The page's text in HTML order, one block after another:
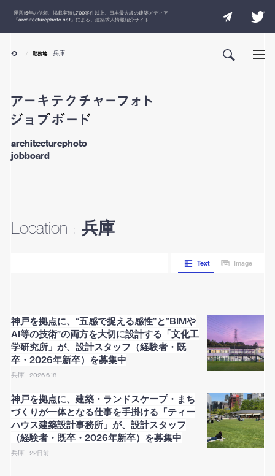
運営15年の信頼、掲載実績1,700案件以上。日本最大級の建築メディア
「architecturephoto.net 」による、建築求人情報紹介サイト
architecturephoto
jobboard
勤務地 兵庫
Location : 兵庫
Text Image
神戸を拠点に、“五感で捉える感性”と”BIMや
AI等の技術”の両方を大切に設計する「文化工
学研究所」が、設計スタッフ（経験者・既
卒・2026年新卒）を募集中
兵庫 2026.6.18
神戸を拠点に、建築・ランドスケープ・まち
づくりが一体となる仕事を手掛ける「ティー
ハウス建築設計事務所」が、設計スタッフ
（経験者・既卒・2026年新卒）を募集中
兵庫 22日前